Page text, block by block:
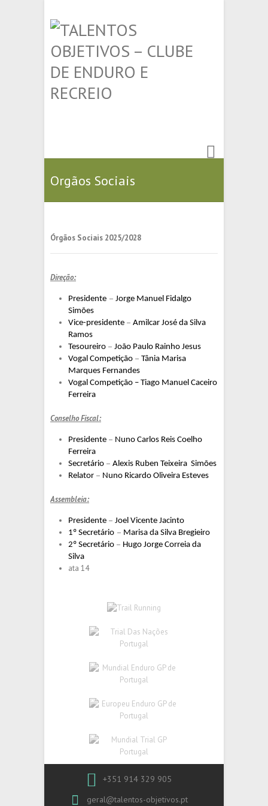
Orgãos Sociais
Órgãos Sociais 2025/2028
Direção:
Presidente – Jorge Manuel Fidalgo
Simões
Vice-presidente – Amilcar José da Silva
Ramos
Tesoureiro – João Paulo Rainho Jesus
Vogal Competição – Tânia Marisa
Marques Fernandes
Vogal Competição – Tiago Manuel Caceiro
Ferreira
Conselho Fiscal:
Presidente – Nuno Carlos Reis Coelho
Ferreira
Secretário – Alexis Ruben Teixeira Simões
Relator – Nuno Ricardo Oliveira Esteves
Assembleia:
Presidente – Joel Vicente Jacinto
1º Secretário – Marisa da Silva Bregieiro
2º Secretário – Hugo Jorge Correia da
Silva
ata 14
+351 914 329 905
geral@talentos-objetivos.pt